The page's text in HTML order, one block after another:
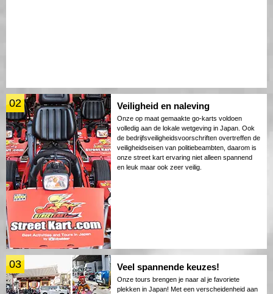
02 Veiligheid en naleving
Onze op maat gemaakte go-karts voldoen
volledig aan de lokale wetgeving in Japan. Ook
de bedrijfsveiligheidsvoorschriften overtreffen de
veiligheidseisen van politiebeambten, daarom is
onze street kart ervaring niet alleen spannend
en leuk maar ook zeer veilig.
03 Veel spannende keuzes!
Onze tours brengen je naar al je favoriete
plekken in Japan! Met een verscheidenheid aan